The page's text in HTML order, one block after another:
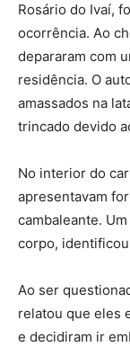
Rosário do Ivaí,
ocorrência. Ao
depararam com
residência. O
amassados na
trincado devido
No interior do
apresentavam
cambaleante.
corpo,
Ao ser
relatou que eles
e decidiram ir